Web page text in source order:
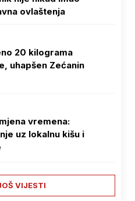
ovlaštenja
20 kilograma
uhapšen Zećanin
vremena:
uz lokalnu kišu i
VIJESTI